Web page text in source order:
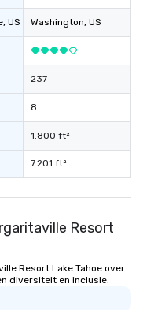
wedding day a
options available for
, US Washington, US
237
8
1.800 ft²
7.201 ft²
Resort
Resort Lake Tahoe over
diversiteit en inclusie.